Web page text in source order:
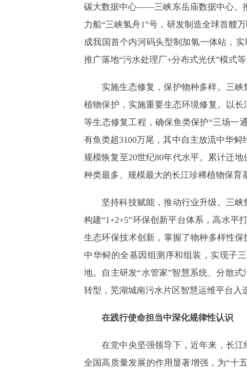
碳大数据中心——三峡东岳庙数据中心。
力船“三峡氢舟1”号，研发制造全球首艘
成我国首个内河码头型制加氢一体站，
推广落地“污水处理厂+分布式光伏”模式等
实施生态修复，保护物种多样。三
植物保护，实施重要生态环境修复。以
等生态修复工程，确保鱼类保护“三场一
有鱼类超3100万尾，其中自主放流中华
规模恢复至20世纪80年代水平。累计迁
种类最多、规模最大的长江珍稀植物保育
坚持科技赋能，推动行业升级。三
构建“1+2+5”环保创新平台体系，高水平
生态环保技术创新，掌握了物种多样性
中华鲟的全基因组测序和组装，实现子
地。自主研发“水管家”智慧系统、分散
转型，芜湖城南污水片区智慧运维平台入
在践行使命担当中深化规律性认识
在党中央坚强领导下，近年来，长
全国高质量发展的作用显著增强，为“十